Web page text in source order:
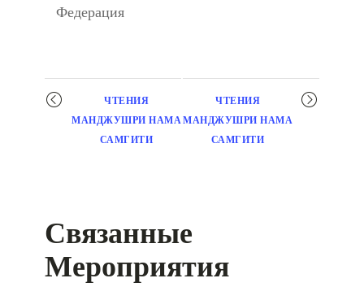
Федерация
Мероприятие
навигация
ЧТЕНИЯ
МАНДЖУШРИ НАМА
САМГИТИ
ЧТЕНИЯ
МАНДЖУШРИ НАМА
САМГИТИ
Связанные
Мероприятия